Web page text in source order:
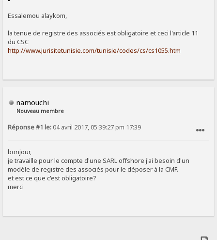
Essalemou alaykom,
la tenue de registre des associés est obligatoire et ceci l'article 11
du CSC
http://www.jurisitetunisie.com/tunisie/codes/cs/cs1055.htm
namouchi
Nouveau membre
Réponse #1 le: 04 avril 2017, 05:39:27 pm 17:39
bonjour,
je travaille pour le compte d'une SARL offshore j'ai besoin d'un
modèle de registre des associés pour le déposer à la CMF.
et est ce que c'est obligatoire?
merci